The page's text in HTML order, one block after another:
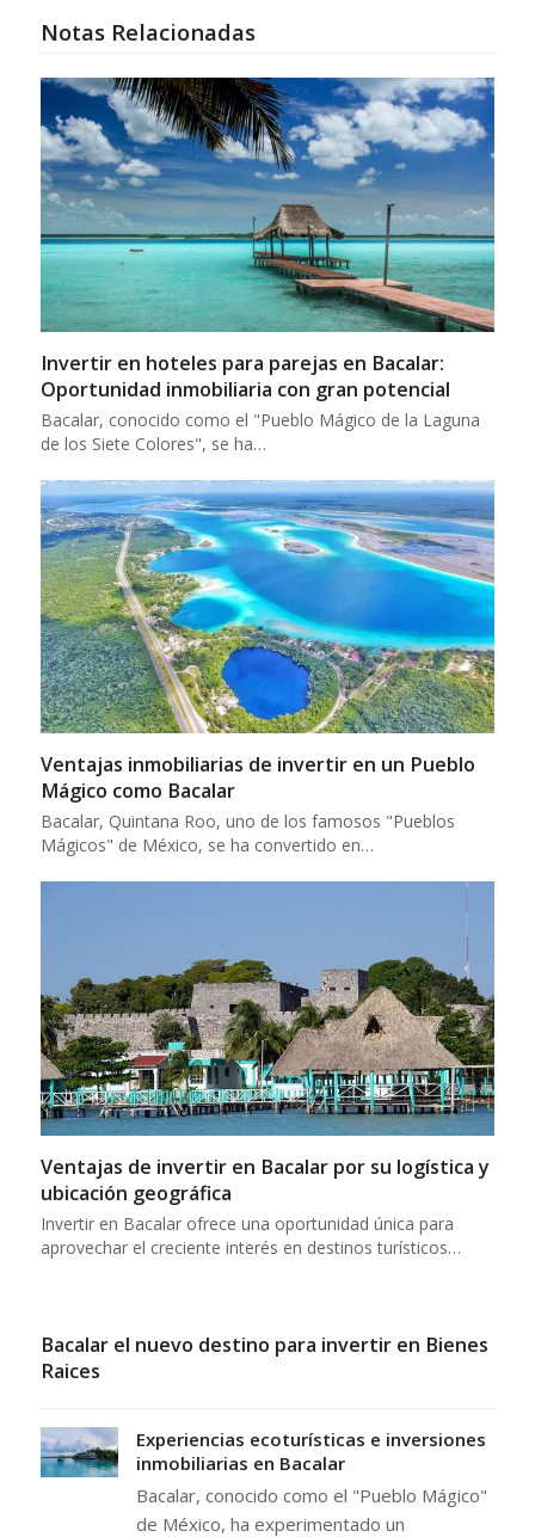
Notas Relacionadas
Invertir en hoteles para parejas en Bacalar:
Oportunidad inmobiliaria con gran potencial
Bacalar, conocido como el "Pueblo Mágico de la Laguna
de los Siete Colores", se ha…
Ventajas inmobiliarias de invertir en un Pueblo
Mágico como Bacalar
Bacalar, Quintana Roo, uno de los famosos "Pueblos
Mágicos" de México, se ha convertido en…
Ventajas de invertir en Bacalar por su logística y
ubicación geográfica
Invertir en Bacalar ofrece una oportunidad única para
aprovechar el creciente interés en destinos turísticos…
Bacalar el nuevo destino para invertir en Bienes
Raices
Experiencias ecoturísticas e inversiones
inmobiliarias en Bacalar
Bacalar, conocido como el "Pueblo Mágico"
de México, ha experimentado un